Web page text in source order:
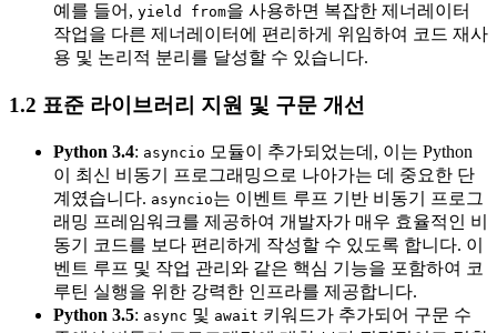
예를 들어, yield from을 사용하면 복잡한 제너레이터
작업을 다른 제너레이터에 편리하게 위임하여 코드 재사
용 및 논리적 분리를 달성할 수 있습니다.
1.2 표준 라이브러리 지원 및 구문 개선
Python 3.4: asyncio 모듈이 추가되었는데, 이는 Python
이 최신 비동기 프로그래밍으로 나아가는 데 중요한 단
계였습니다. asyncio는 이벤트 루프 기반 비동기 프로그
래밍 프레임워크를 제공하여 개발자가 매우 효율적인 비
동기 코드를 보다 편리하게 작성할 수 있도록 합니다. 이
벤트 루프 및 작업 관리와 같은 핵심 기능을 포함하여 코
루틴 실행을 위한 강력한 인프라를 제공합니다.
Python 3.5: async 및 await 키워드가 추가되어 구문 수